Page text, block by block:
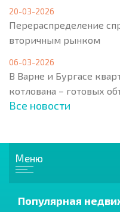
20-03-2026
Перераспределение
вторичным рынком
06-03-2026
В Варне и Бургасе
котлована – готовых
Все новости
Меню
Популярная